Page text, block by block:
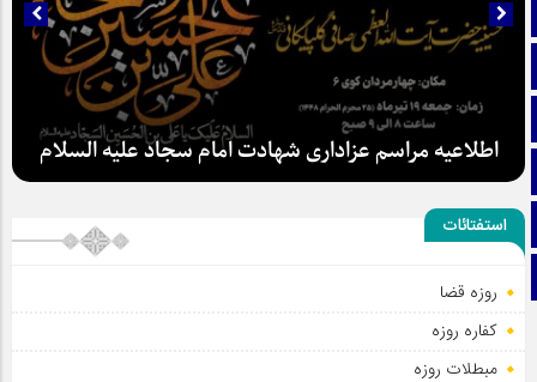
صفحه نخست
آپارات
اینستاگرام
اطلاعیه مراسم عزاداری شهادت امام سجاد علیه السلام
استفتائات
روزه قضا
کفاره روزه
مبطلات روزه